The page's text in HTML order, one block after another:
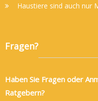
Haustiere sind auch nur
Fragen?
Haben Sie Fragen oder
Ratgebern?